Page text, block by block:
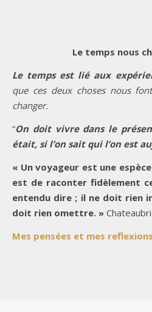
Le temps nous
Le temps est lié aux
que ces deux choses nous
changer.
“On doit vivre dans le
était, si l’on sait qui l’on est
« Un voyageur est une
est de raconter fidèlement
entendu dire ; il ne doit rien
doit rien omettre. »
Mes pensées et mes reflexions